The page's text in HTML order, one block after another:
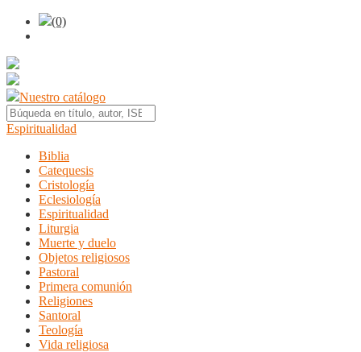
(0)
Nuestro catálogo
Espiritualidad
Biblia
Catequesis
Cristología
Eclesiología
Espiritualidad
Liturgia
Muerte y duelo
Objetos religiosos
Pastoral
Primera comunión
Religiones
Santoral
Teología
Vida religiosa